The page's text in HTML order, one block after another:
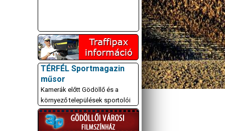
A GÖDÖLLŐI ÉS
KÖRNYÉKBELI
KULTURÁLIS- ÉS
SPORTPROGRAMOKAT
KÖZÖSSÉGI
OLDALUNKON TESSZÜK
KÖZZÉ!
TÉRFÉL Sportmagazin
műsor
Kamerák előtt Gödöllő és a
környező települések sportolói